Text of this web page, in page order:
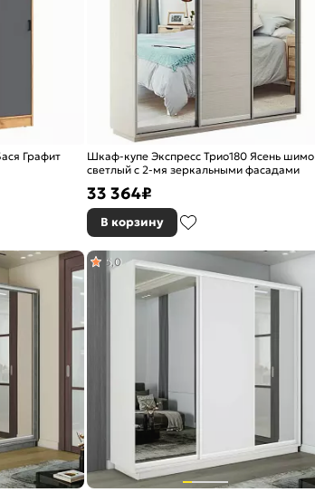
Графит
Шкаф-купе Экспресс Трио180 Ясень шимо
светлый с 2-мя зеркальными фасадами
33 364₽
В корзину
5,0